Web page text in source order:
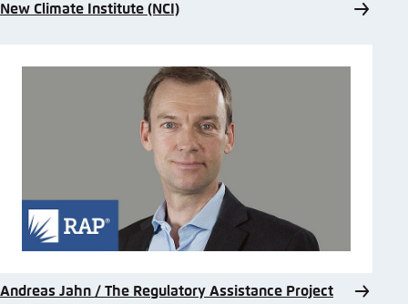
New Climate Institute (NCI)
Andreas Jahn / The Regulatory Assistance Project